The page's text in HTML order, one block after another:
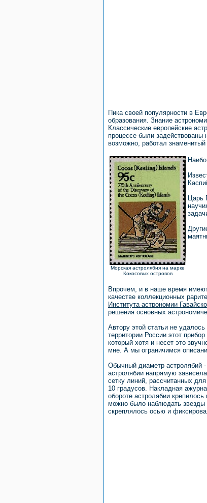
Пика своей популярности в
образования. Знание
Классические европейские
процессе были задействованы
возможно, работал
Морская астролябия на марке
Кокосовых островов
Царь
Впрочем, и в наше время
качестве коллекционных
Института астрономии
решения основных
Автору этой статьи не
территории России этот
который хотя и несет это
мне. А мы ограничимся
Обычный диаметр астролябий -
астролябии напрямую
сетку линий, рассчитанных
10 градусов. Накладная
обороте астролябии
можно было наблюдать звезды
скреплялось осью и